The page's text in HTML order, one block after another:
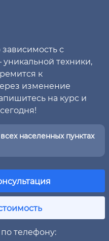
с
техники,
к
изменение
на курс и
населенных пунктах
телефону: